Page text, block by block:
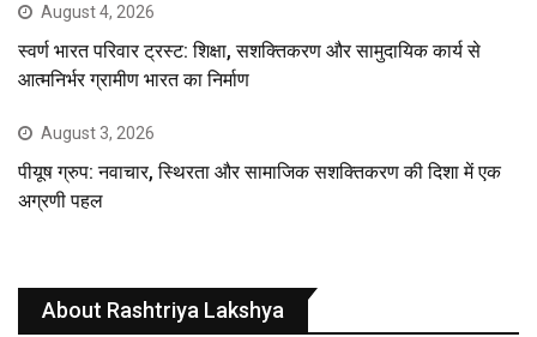
August 4, 2026
स्वर्ण भारत परिवार ट्रस्ट: शिक्षा, सशक्तिकरण और सामुदायिक कार्य से
आत्मनिर्भर ग्रामीण भारत का निर्माण
August 3, 2026
पीयूष ग्रुप: नवाचार, स्थिरता और सामाजिक सशक्तिकरण की दिशा में एक
अग्रणी पहल
About Rashtriya Lakshya